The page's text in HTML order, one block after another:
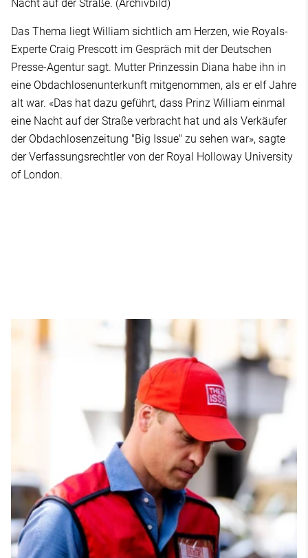
Nacht auf der Straße. (Archivbild)
Das Thema liegt William sichtlich am Herzen, wie Royals-
Experte Craig Prescott im Gespräch mit der Deutschen
Presse-Agentur sagt. Mutter Prinzessin Diana habe ihn in
eine Obdachlosenunterkunft mitgenommen, als er elf Jahre
alt war. «Das hat dazu geführt, dass Prinz William einmal
eine Nacht auf der Straße verbracht hat und als Verkäufer
der Obdachlosenzeitung "Big Issue" zu sehen war», sagte
der Verfassungsrechtler von der Royal Holloway University
of London.